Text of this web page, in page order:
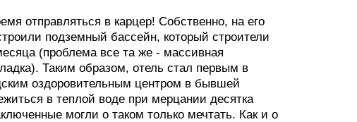
отправляться в карцер! Собственно, на его
подземный бассейн, который строители
(проблема все та же - массивная
Таким образом, отель стал первым в
оздоровительным центром в бывшей
в теплой воде при мерцании десятка
могли о таком только мечтать. Как и о